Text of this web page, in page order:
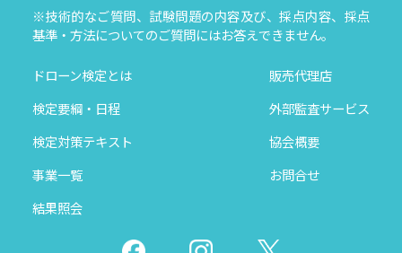
※技術的なご質問、試験問題の内容及び、採点内容、採点
基準・方法についてのご質問にはお答えできません。
ドローン検定とは
検定要綱・日程
検定対策テキスト
事業一覧
結果照会
販売代理店
外部監査サービス
協会概要
お問合せ